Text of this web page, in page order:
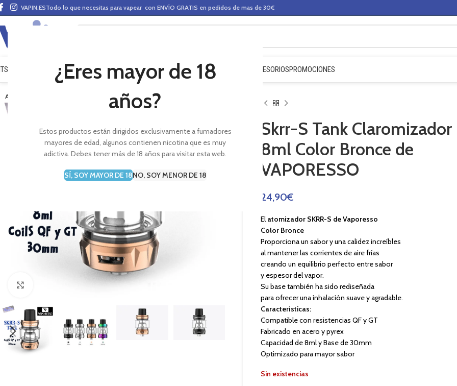
¿Eres mayor de 18
años?
Estos productos están dirigidos exclusivamente a fumadores
mayores de edad, algunos contienen nicotina que es muy
adictiva. Debes tener más de 18 años para visitar esta web.
SÍ, SOY MAYOR DE 18NO, SOY MENOR DE 18
VAPIN.ESTodo lo que necesitas para vapear con ENVÍO GRATIS en pedidos de mas de 30€
VAPEO MODS CLAROMIZADORES BASES Y AROMAS (ALQUIMIA) ACCESORIOSPROMOCIONES
AGOTADO
Skrr-S Tank Claromizador
8ml Color Bronce de
VAPORESSO
24,90€
El atomizador SKRR-S de Vaporesso
Color Bronce
Proporciona un sabor y una calidez increíbles
al mantener las corrientes de aire frías
creando un equilibrio perfecto entre sabor
y espesor del vapor.
Su base también ha sido rediseñada
para ofrecer una inhalación suave y agradable.
Características:
Compatible con resistencias QF y GT
Fabricado en acero y pyrex
Capacidad de 8ml y Base de 30mm
Optimizado para mayor sabor
Sin existencias